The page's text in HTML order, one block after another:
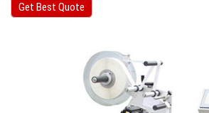
Get Best Quote